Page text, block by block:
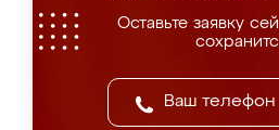
Оставьте заявку